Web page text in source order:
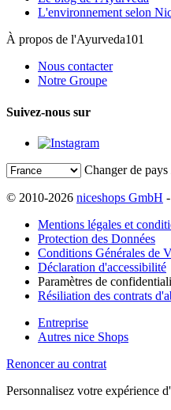
L'environnement selon
À propos de l'Ayurveda101
Nous contacter
Notre Groupe
Suivez-nous sur
Changer de
© 2010-2026 niceshops GmbH
Mentions légales et
Protection des Données
Conditions Générales de
Déclaration d'accessibilité
Paramètres de
Résiliation des contrats
Entreprise
Autres nice Shops
Renoncer au contrat
Personnalisez votre expérience